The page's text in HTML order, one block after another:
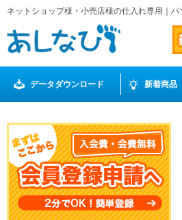
ネットショップ様・小売店様の仕入れ専用｜
データダウンロード 新着商品